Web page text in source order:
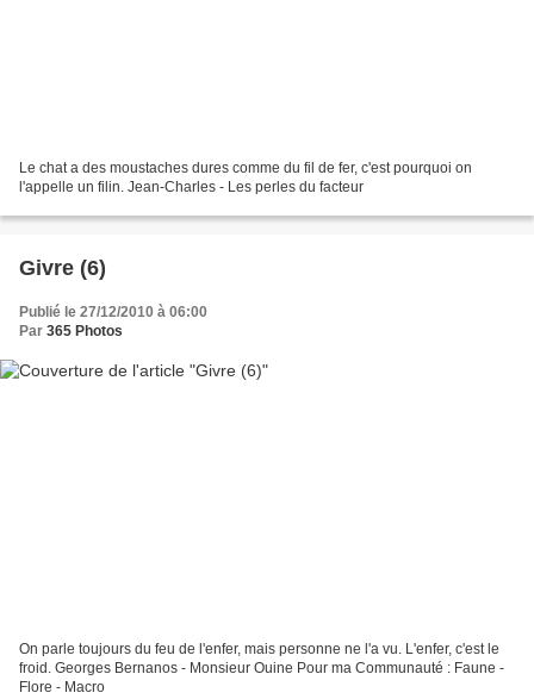
Le chat a des moustaches dures comme du fil de fer, c'est pourquoi on
l'appelle un filin. Jean-Charles - Les perles du facteur
Givre (6)
Publié le 27/12/2010 à 06:00
Par 365 Photos
On parle toujours du feu de l'enfer, mais personne ne l'a vu. L'enfer, c'est le
froid. Georges Bernanos - Monsieur Ouine Pour ma Communauté : Faune -
Flore - Macro